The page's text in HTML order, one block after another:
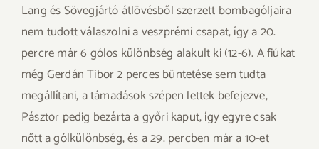
Lang és Sövegjártó átlövésből szerzett bombagóljaira
nem tudott válaszolni a veszprémi csapat, így a 20.
percre már 6 gólos különbség alakult ki (12-6). A fiúkat
még Gerdán Tibor 2 perces büntetése sem tudta
megállítani, a támadások szépen lettek befejezve,
Pásztor pedig bezárta a győri kaput, így egyre csak
nőtt a gólkülönbség, és a 29. percben már a 10-et